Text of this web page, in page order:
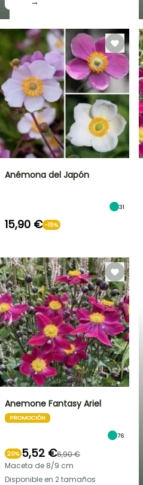
Anémona del Japón
31
15,90 € -15%
Anemone Fantasy Ariel
PROMOCIÓN
76
20% 5,52 €6,90 €
Maceta de 8/9 cm
Disponible en 2 tamaños